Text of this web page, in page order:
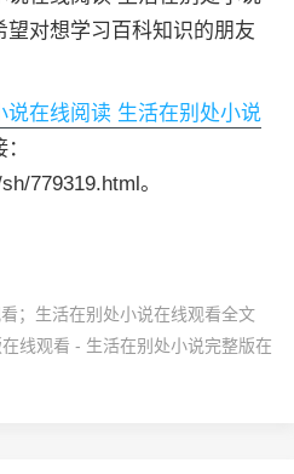
对想学习百科知识的朋友
说在线阅读 生活在别处小说
779319.html。
；生活在别处小说在线观看全文
线观看 - 生活在别处小说完整版在